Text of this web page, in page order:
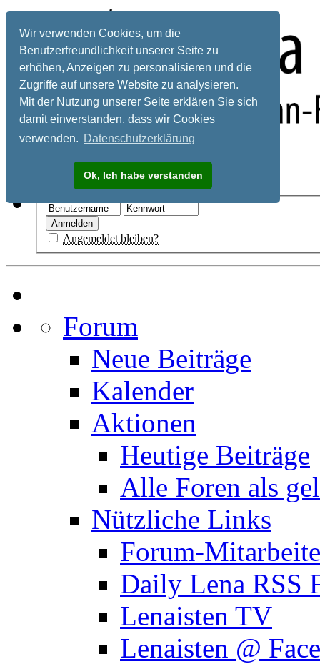
Wir verwenden Cookies, um die
Benutzerfreundlichkeit unserer Seite zu
erhöhen, Anzeigen zu personalisieren und die
Zugriffe auf unsere Website zu analysieren.
Mit der Nutzung unserer Seite erklären Sie sich
damit einverstanden, dass wir Cookies
verwenden. Datenschutzerklärung
Ok, Ich habe verstanden
Registrieren
Angemeldet bleiben?
Forum
Neue Beiträge
Kalender
Aktionen
Heutige Beiträge
Alle Foren als
Nützliche Links
Forum-
Daily Lena RSS
Lenaisten TV
Lenaisten @